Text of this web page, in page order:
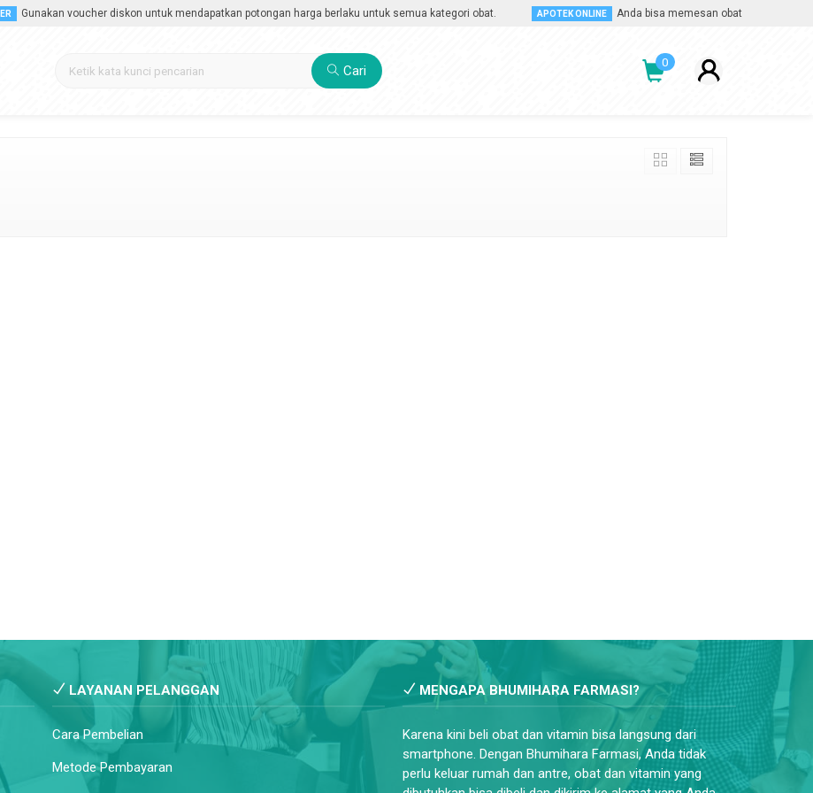
Gunakan voucher diskon untuk mendapatkan potongan harga berlaku untuk semua kategori obat. APOTEK ONLINE Anda bisa memesan obat apa saja, kapan
Cari
0
LAYANAN PELANGGAN
Cara Pembelian
Metode Pembayaran
MENGAPA BHUMIHARA FARMASI?
Karena kini beli obat dan vitamin bisa langsung dari
smartphone. Dengan Bhumihara Farmasi, Anda tidak
perlu keluar rumah dan antre, obat dan vitamin yang